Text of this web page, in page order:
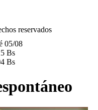
reservados
05/08
Bs
Bs